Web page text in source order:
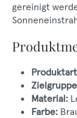
gereinigt
Material:
Farbe: